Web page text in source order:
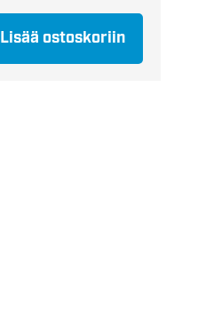
Lisää ostoskoriin